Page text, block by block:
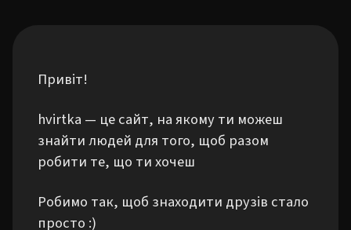
Привіт!
hvirtka — це сайт, на якому ти можеш
знайти людей для того, щоб разом
робити те, що ти хочеш
Робимо так, щоб знаходити друзів стало
просто :)